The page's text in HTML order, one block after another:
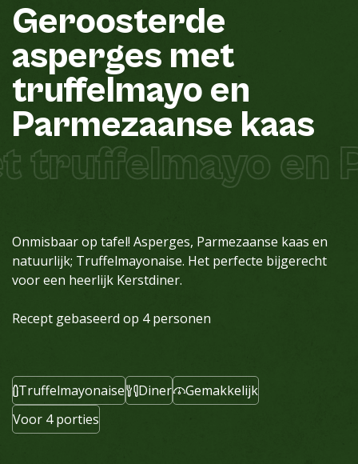
Geroosterde
asperges met
truffelmayo en
Parmezaanse kaas
en
Onmisbaar op tafel! Asperges, Parmezaanse kaas en
natuurlijk; Truffelmayonaise. Het perfecte bijgerecht
voor een heerlijk Kerstdiner.
Recept gebaseerd op 4 personen
Truffelmayonaise Diner
Gemakkelijk
Voor 4 porties